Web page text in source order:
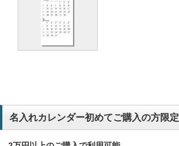
名入れカレンダー初めてご購入の方限定